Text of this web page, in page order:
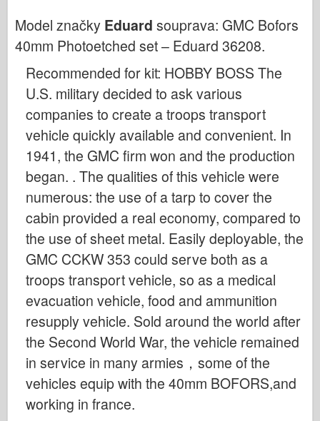
Waffen-Arsenal
Wydawnictwo Militaria
Maquettes
Akademie
Modely es
Klub AFV
Airfix
Letectvo
Černý pes
Bronco
Kybernetický koníček
Dnepromodel
Dragon
Eduard
E.T. Model
Jemné formy
Síly udatí
Model značky Eduard souprava: GMC Bofors
40mm Photoetched set – Eduard 36208.
Recommended for kit: HOBBY BOSS The
U.S. military decided to ask various
companies to create a troops transport
vehicle quickly available and convenient. In
1941, the GMC firm won and the production
began. . The qualities of this vehicle were
numerous: the use of a tarp to cover the
cabin provided a real economy, compared to
the use of sheet metal. Easily deployable, the
GMC CCKW 353 could serve both as a
troops transport vehicle, so as a medical
evacuation vehicle, food and ammunition
resupply vehicle. Sold around the world after
the Second World War, the vehicle remained
in service in many armies，some of the
vehicles equip with the 40mm BOFORS,and
working in france.